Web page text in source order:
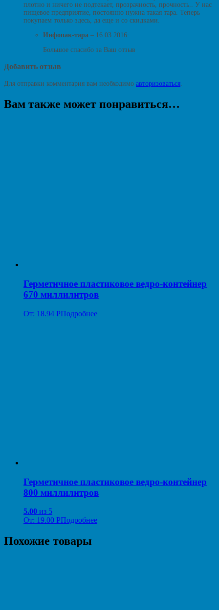
плотно и ничего не подтекает, прозрачность, прочность.. У нас
пищевое предприятие, постоянно нужна такая тара. Теперь
покупаем только здесь, да еще и со скидками.
Инфопак-тара – 16.03.2016:
Большое спасибо за Ваш отзыв
Добавить отзыв
Для отправки комментария вам необходимо авторизоваться
Вам также может понравиться…
Герметичное пластиковое ведро-контейнер
670 миллилитров
От: 18.94 РПодробнее
Герметичное пластиковое ведро-контейнер
800 миллилитров
5.00 из 5
От: 19.00 РПодробнее
Похожие товары